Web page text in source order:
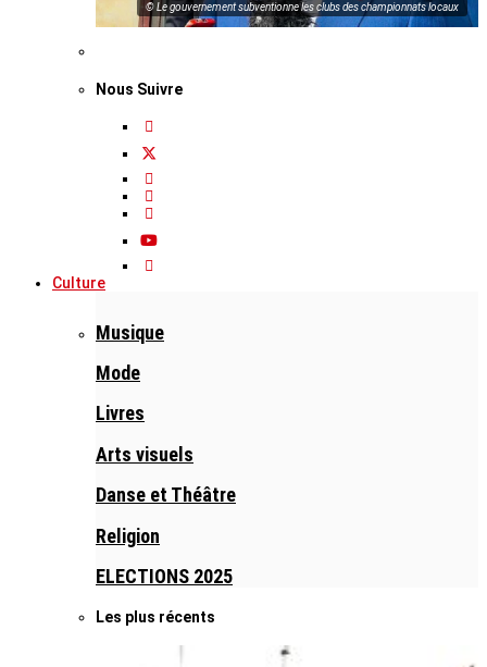
© Le gouvernement subventionne les clubs des championnats locaux
Nous Suivre
Culture
Musique
Mode
Livres
Arts visuels
Danse et Théâtre
Religion
ELECTIONS 2025
Les plus récents